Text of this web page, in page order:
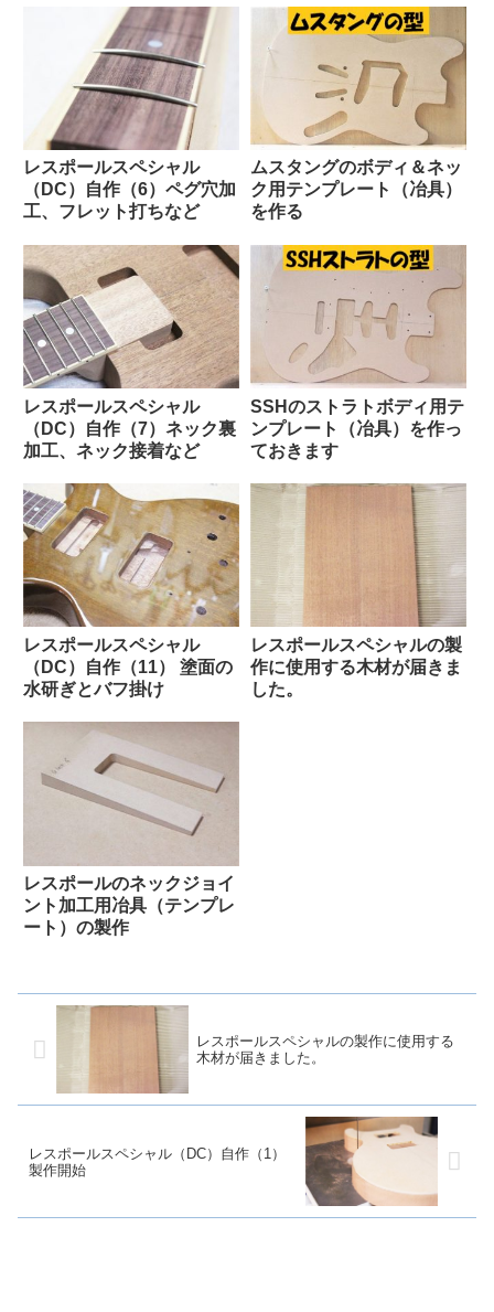
レスポールスペシャル
（DC）自作（6）ペグ穴加
工、フレット打ちなど
ムスタングのボディ＆ネッ
ク用テンプレート（冶具）
を作る
レスポールスペシャル
（DC）自作（7）ネック裏
加工、ネック接着など
SSHのストラトボディ用テ
ンプレート（冶具）を作っ
ておきます
レスポールスペシャル
（DC）自作（11） 塗面の
水研ぎとバフ掛け
レスポールスペシャルの製
作に使用する木材が届きま
した。
レスポールのネックジョイ
ント加工用冶具（テンプレ
ート）の製作
レスポールスペシャルの製作に使用する
木材が届きました。
レスポールスペシャル（DC）自作（1）
製作開始